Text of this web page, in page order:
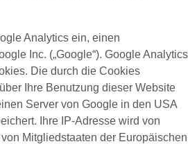
Analytics ein, einen
Inc. („Google“). Google Analytics
Die durch die Cookies
Ihre Benutzung dieser Website
Server von Google in den USA
Ihre IP-Adresse wird von
Mitgliedstaaten der Europäischen